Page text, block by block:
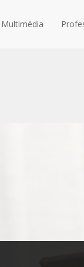
Multimédia